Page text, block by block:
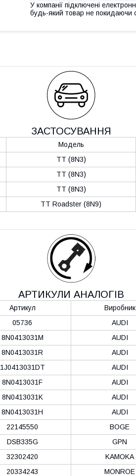
У компанії підключені
будь-який товар не покидаючи
ЗАСТОСУВАННЯ
Модель
TT (8N3)
TT (8N3)
TT (8N3)
TT Roadster (8N9)
АРТИКУЛИ АНАЛОГІВ
Артикул Виробник
05736 AUDI
8N0413031M AUDI
8N0413031R AUDI
1J0413031DT AUDI
8N0413031F AUDI
8N0413031K AUDI
8N0413031H AUDI
22145550 BOGE
DSB335G GPN
32302420 KAMOKA
20334243 MONROE